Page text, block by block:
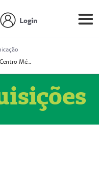
Login
Prestador Centro Médico Vitória Ltda, 51004350-4: Centro Médico Vitória Ltda (Nome Fantasia: Policlínica Master)